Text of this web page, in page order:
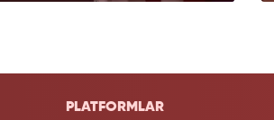
PLATFORMLAR